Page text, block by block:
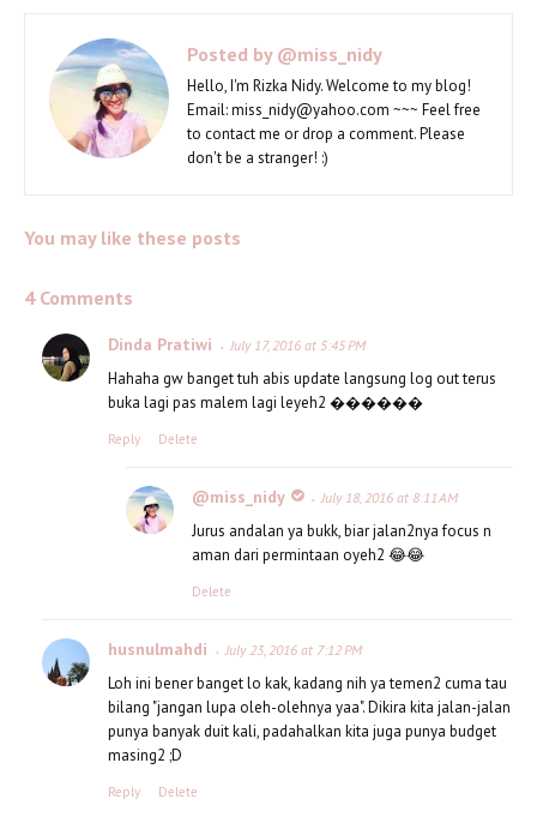
Posted by@miss_nidy
Hello, I'm Rizka Nidy. Welcome to my blog!
Email: miss_nidy@yahoo.com ~~~ Feel free
to contact me or drop a comment. Please
don't be a stranger! :)
You may like these posts
4 Comments
Dinda Pratiwi July 17, 2016 at 5:45 PM
Hahaha gw banget tuh abis update langsung log out terus
buka lagi pas malem lagi leyeh2 ������
Reply Delete
@miss_nidy July 18, 2016 at 8:11 AM
Jurus andalan ya bukk, biar jalan2nya focus n
aman dari permintaan oyeh2 😂😂
Delete
husnulmahdi July 23, 2016 at 7:12 PM
Loh ini bener banget lo kak, kadang nih ya temen2 cuma tau
bilang "jangan lupa oleh-olehnya yaa". Dikira kita jalan-jalan
punya banyak duit kali, padahalkan kita juga punya budget
masing2 ;D
Reply Delete